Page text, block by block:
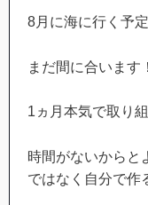
8月に海に行く予定
まだ間に合います！
1ヵ月本気で取り
時間がないからと
ではなく自分で作